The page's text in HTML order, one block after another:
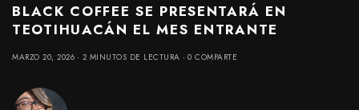
BLACK COFFEE SE PRESENTARÁ EN
TEOTIHUACÁN EL MES ENTRANTE
MARZO 20, 2026 2 MINUTOS DE LECTURA 0 COMPARTE